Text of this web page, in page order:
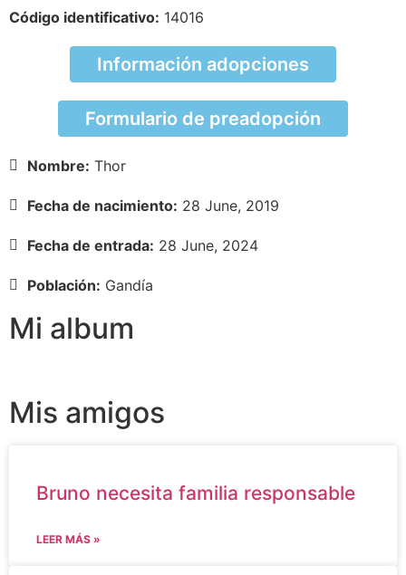
Código identificativo: 14016
Información adopciones
Formulario de preadopción
Nombre: Thor
Fecha de nacimiento: 28 June, 2019
Fecha de entrada: 28 June, 2024
Población: Gandía
Mi album
Mis amigos
Bruno necesita familia responsable
LEER MÁS »